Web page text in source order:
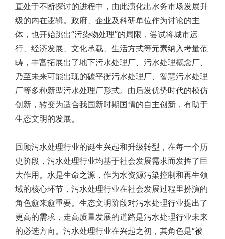
直处于不断探讨的进程中，由此演化出水务市场发展升
级的内在逻辑。政府、企业及科研单位作为讨论的主
体，也开始跳出“污染物处理”的局限，尝试将城市运
行、经济发展、文化承载、生活方式等元素纳入考量范
畴，丰富拓展出了地下污水处理厂、污水处理概念厂、
乃至未来可能出现的碳平衡污水处理厂、智慧污水处理
厂等多种新型污水处理厂形式。由后发优势时代的模仿
创新，转变为适合我国新时期国情的自主创新，有助于
生态文明的发展。
回顾污水处理行业的诞生兴起和升级转型，在每一个历
史阶段，污水处理行业均基于社会发展需求而发挥了巨
大作用。水是生命之源，作为水资源污染控制和再生领
域的核心环节，污水处理行业在社会发展过程里扮演的
角色愈来愈重要。生态文明阶段对污水处理行业提出了
更高的需求，走高质量发展的道路是污水处理行业未来
的必选方向。污水处理行业在兴起之初，其角色是“被